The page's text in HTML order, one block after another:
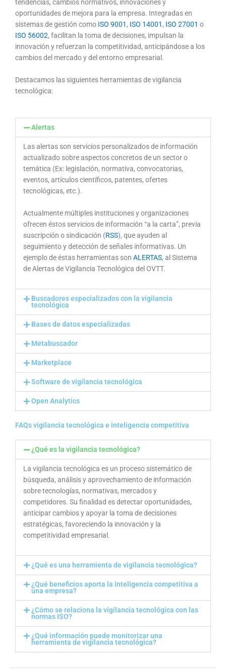
tendencias, cambios normativos, innovaciones y
oportunidades de mejora para la empresa. Integradas en
sistemas de gestión como ISO 9001 , ISO 14001 , ISO 27001 o
ISO 56002, facilitan la toma de decisiones, impulsan la
innovación y refuerzan la competitividad, anticipándose a los
cambios del mercado y del entorno empresarial.
Destacamos las siguientes herramientas de vigilancia
tecnológica:
Alertas
Las alertas son servicios personalizados de información
actualizado sobre aspectos concretos de un sector o
temática (Ex: legislación, normativa, convocatorias,
eventos, artículos científicos, patentes, ofertes
tecnológicas, etc.).
Actualmente múltiples instituciones y organizaciones
ofrecen éstos servicios de información “a la carta”, previa
suscripción o sindicación (RSS), que ayuden al
seguimiento y detección de señales informativas. Un
ejemplo de éstas herramientas son ALERTAS, al Sistema
de Alertas de Vigilancia Tecnológica del OVTT.
Buscadores especializados con la vigilancia
tecnológica
Bases de datos especializadas
Metabuscador
Marketplace
Software de vigilancia tecnológica
Open Analytics
FAQs vigilancia tecnológica e inteligencia competitiva
¿Qué es la vigilancia tecnológica?
La vigilancia tecnológica es un proceso sistemático de
búsqueda, análisis y aprovechamiento de información
sobre tecnologías, normativas, mercados y
competidores. Su finalidad es detectar oportunidades,
anticipar cambios y apoyar la toma de decisiones
estratégicas, favoreciendo la innovación y la
competitividad empresarial.
¿Qué es una herramienta de vigilancia tecnológica?
¿Qué beneficios aporta la inteligencia competitiva a
una empresa?
¿Cómo se relaciona la vigilancia tecnológica con las
normas ISO?
¿Qué información puede monitorizar una
herramienta de vigilancia tecnológica?